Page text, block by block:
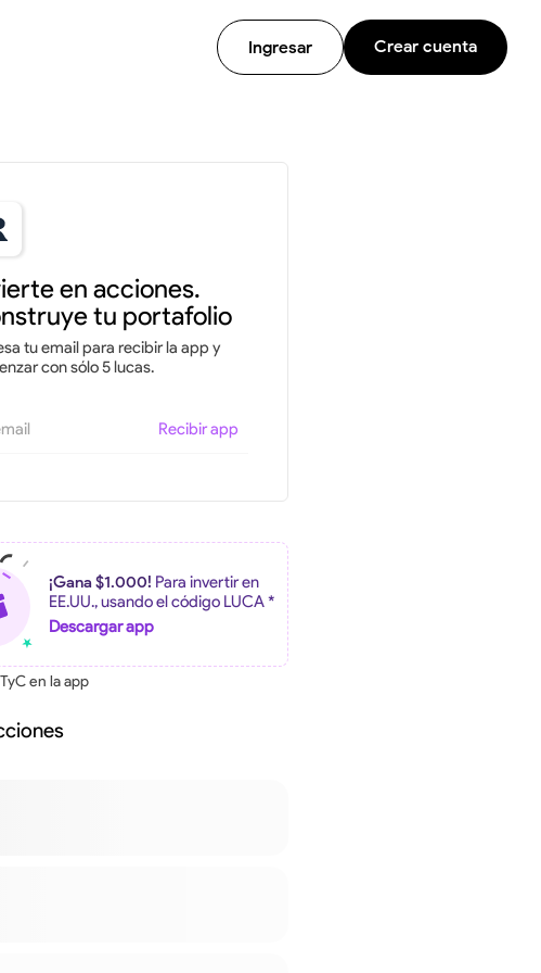
Ingresar Crear cuenta
en acciones.
tu portafolio
tu email para recibir la app y
con sólo 5 lucas.
Recibir app
¡Gana $1.000! Para invertir en
EE.UU., usando el código LUCA *
Descargar app
en la app